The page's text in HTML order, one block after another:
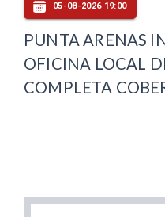
05-08-2026 19:00
PUNTA ARENAS
OFICINA LOCAL
COMPLETA